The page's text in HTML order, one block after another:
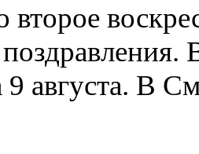
9 августа. В